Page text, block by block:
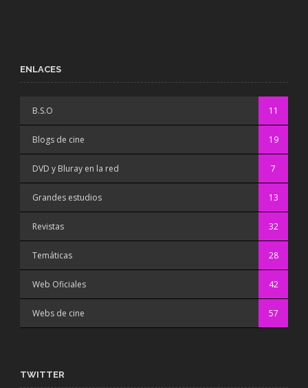
ENLACES
B.S.O 11
Blogs de cine 19
DVD y Bluray en la red 7
Grandes estudios 13
Revistas 32
Temáticas 28
Web Oficiales 42
Webs de cine 57
TWITTER